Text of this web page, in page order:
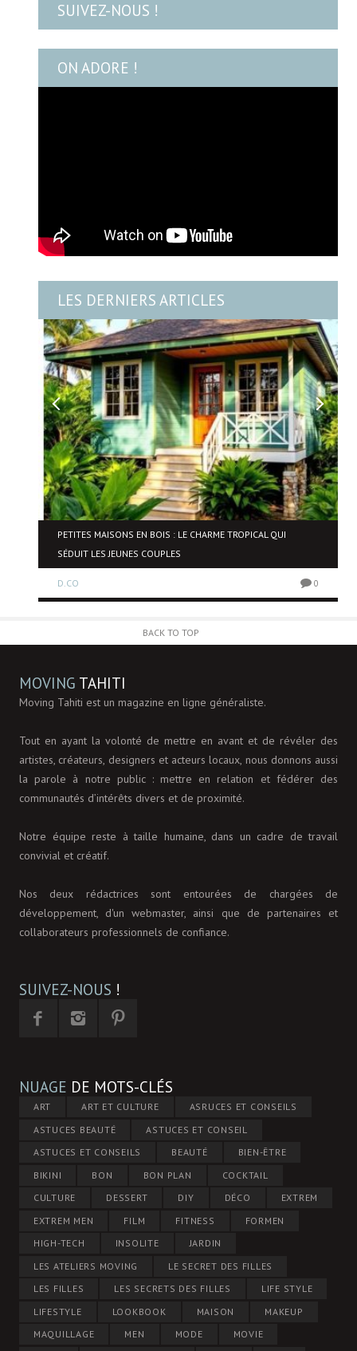
SUIVEZ-NOUS !
ON ADORE !
LES DERNIERS ARTICLES
PETITES MAISONS EN BOIS : LE CHARME TROPICAL QUI
SÉDUIT LES JEUNES COUPLES
D.CO 0
BACK TO TOP
MOVING TAHITI
Moving Tahiti est un magazine en ligne généraliste.
Tout en ayant la volonté de mettre en avant et de révéler des
artistes, créateurs, designers et acteurs locaux, nous donnons aussi
la parole à notre public : mettre en relation et fédérer des
communautés d’intérêts divers et de proximité.
Notre équipe reste à taille humaine, dans un cadre de travail
convivial et créatif.
Nos deux rédactrices sont entourées de chargées de
développement, d'un webmaster, ainsi que de partenaires et
collaborateurs professionnels de confiance.
SUIVEZ-NOUS !
NUAGE DE MOTS-CLÉS
ART ART ET CULTURE
ASRUCES ET CONSEILS
ASTUCES BEAUTÉ
ASTUCES ET CONSEIL
ASTUCES ET CONSEILS
BEAUTÉ
BIEN-ÊTRE
BIKINI
BON BON PLAN
COCKTAIL
CULTURE
DESSERT DIY DÉCO
EXTREM
EXTREM MEN
FILM FITNESS
FORMEN
HIGH-TECH
INSOLITE
JARDIN
LES ATELIERS MOVING
LE SECRET DES FILLES
LES FILLES
LES SECRETS DES FILLES
LIFE STYLE
LIFESTYLE
LOOKBOOK MAISON
MAKEUP
MAQUILLAGE
MEN MODE
MOVIE